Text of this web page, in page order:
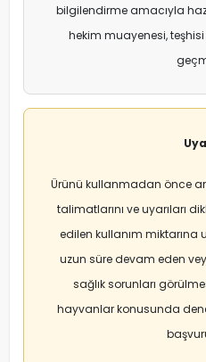
bilgilendirme amacıyla
hekim muayenesi,
Ürünü kullanmadan önce
talimatlarını ve uyarıları
edilen kullanım miktarına
uzun süre devam eden
sağlık sorunları
hayvanlar konusunda